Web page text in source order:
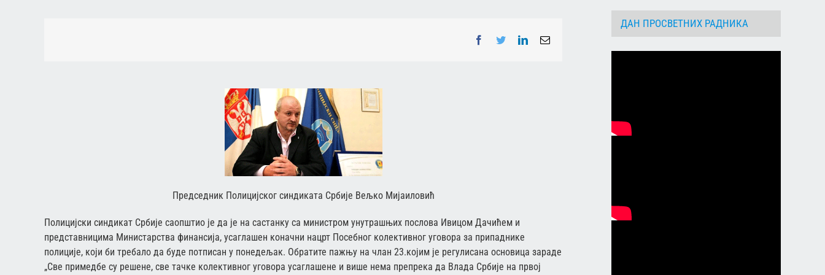
Facebook
TwitterLinkedInEmail
Председник Полицијског синдиката Србије Вељко Мијаиловић
Полицијски синдикат Србије саопштио је да је на састанку са министром унутрашњих послова Ивицом Дачићем и
представницима Министарства финансија, усаглашен коначни нацрт Посебног колективног уговора за припаднике
полиције, који би требало да буде потписан у понедељак. Обратите пажњу на члан 23.којим је регулисана основица зараде
„Све примедбе су решене, све тачке колективног уговора усаглашене и више нема препрека да Влада Србије на првој
ДАН ПРОСВЕТНИХ РАДНИКА